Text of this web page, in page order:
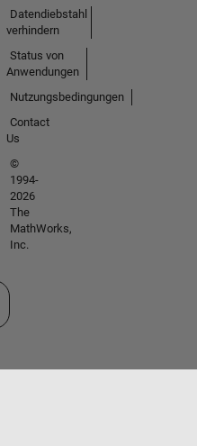
Datendiebstahl
verhindern
Status von
Anwendungen
Nutzungsbedingungen
Contact
Us
©
1994-
2026
The
MathWorks,
Inc.